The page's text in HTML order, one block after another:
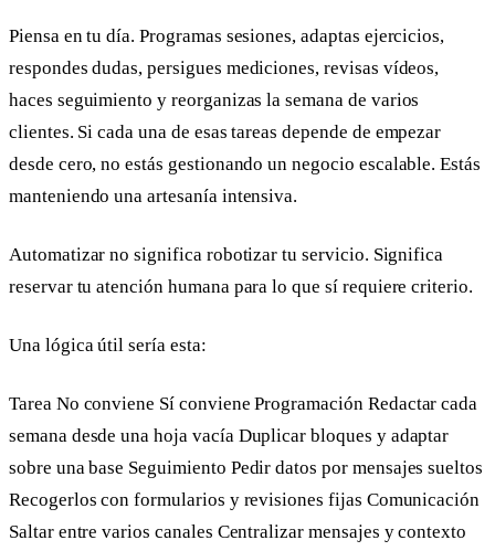
Piensa en tu día. Programas sesiones, adaptas ejercicios,
respondes dudas, persigues mediciones, revisas vídeos,
haces seguimiento y reorganizas la semana de varios
clientes. Si cada una de esas tareas depende de empezar
desde cero, no estás gestionando un negocio escalable. Estás
manteniendo una artesanía intensiva.
Automatizar no significa robotizar tu servicio. Significa
reservar tu atención humana para lo que sí requiere criterio.
Una lógica útil sería esta:
Tarea No conviene Sí conviene Programación Redactar cada
semana desde una hoja vacía Duplicar bloques y adaptar
sobre una base Seguimiento Pedir datos por mensajes sueltos
Recogerlos con formularios y revisiones fijas Comunicación
Saltar entre varios canales Centralizar mensajes y contexto